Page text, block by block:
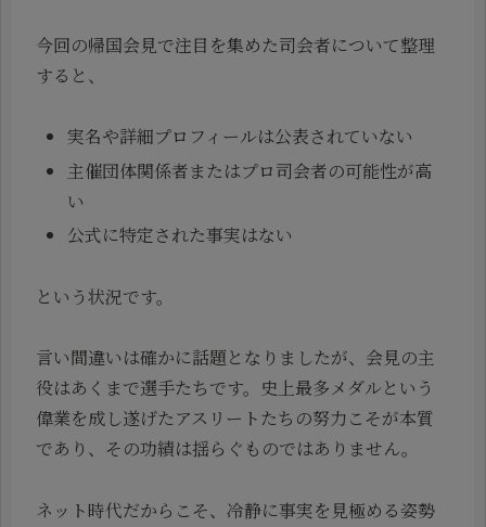
今回の帰国会見で注目を集めた司会者について整理
すると、
実名や詳細プロフィールは公表されていない
主催団体関係者またはプロ司会者の可能性が高
い
公式に特定された事実はない
という状況です。
言い間違いは確かに話題となりましたが、会見の主
役はあくまで選手たちです。史上最多メダルという
偉業を成し遂げたアスリートたちの努力こそが本質
であり、その功績は揺らぐものではありません。
ネット時代だからこそ、冷静に事実を見極める姿勢